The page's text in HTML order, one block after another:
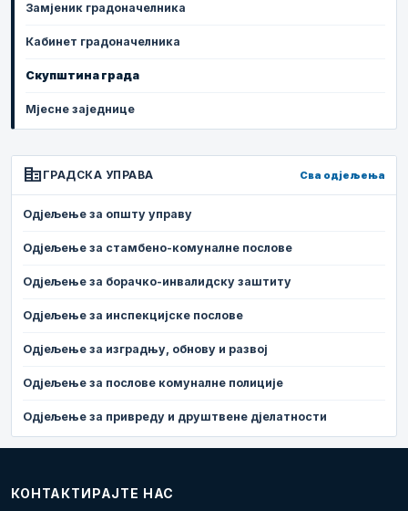
Замјеник градоначелника
Кабинет градоначелника
Скупштина града
Мјесне заједнице
corporate_fare ГРАДСКА УПРАВА Сва одјељења
Одјељење за општу управу
Одјељење за стамбено-комуналне послове
Одјељење за борачко-инвалидску заштиту
Одјељење за инспекцијске послове
Одјељење за изградњу, обнову и развој
Одјељење за послове комуналне полиције
Одјељење за привреду и друштвене дјелатности
КОНТАКТИРАЈТЕ НАС